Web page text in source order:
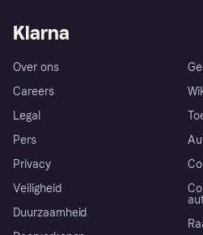
Klarna
Over ons
Careers
Legal
Pers
Privacy
Veiligheid
Duurzaamheid